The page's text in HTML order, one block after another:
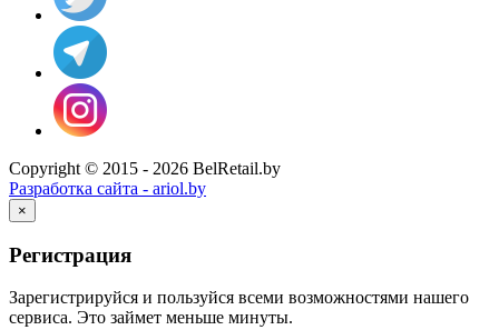
Copyright © 2015 - 2026 BelRetail.by
Разработка сайта - ariol.by
×
Регистрация
Зарегистрируйся и пользуйся всеми возможностями нашего
сервиса. Это займет меньше минуты.